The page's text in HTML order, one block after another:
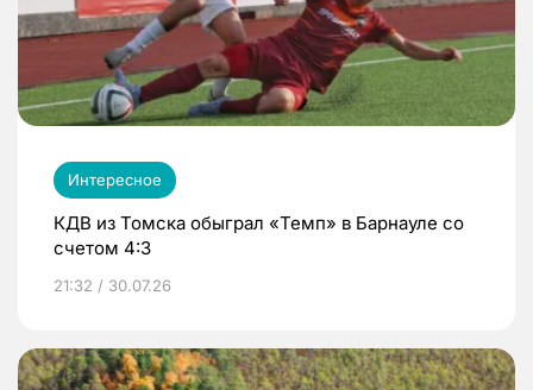
Интересное
КДВ из Томска обыграл «Темп» в Барнауле со
счетом 4:3
21:32 / 30.07.26